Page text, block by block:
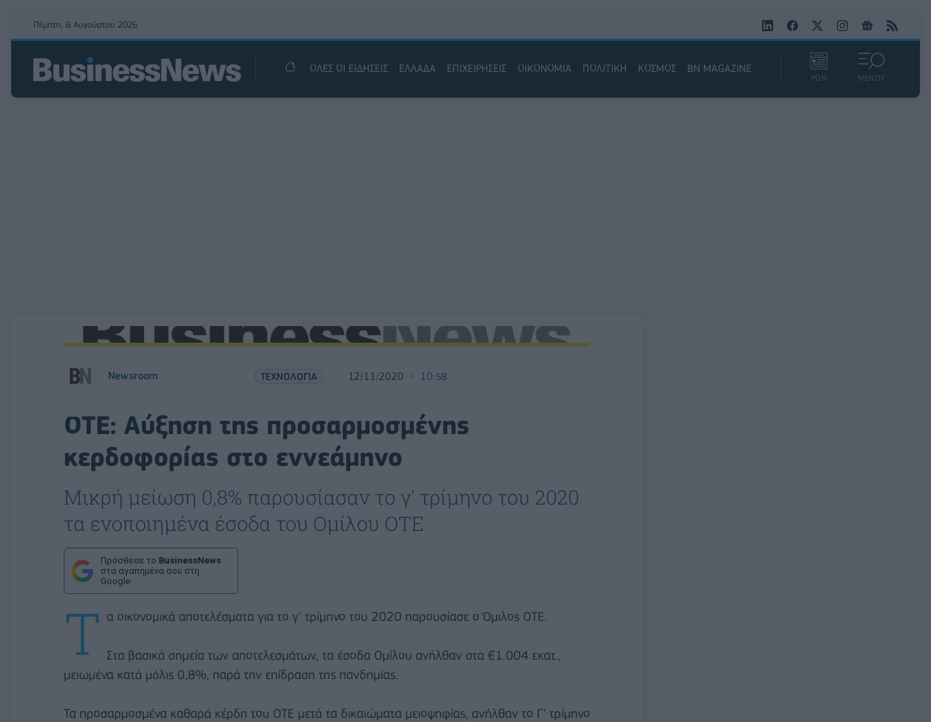
Πέμπτη, 6 Αυγούστου 2026
ΟΛΕΣ ΟΙ ΕΙΔΗΣΕΙΣ ΕΛΛΑΔΑ ΕΠΙΧΕΙΡΗΣΕΙΣ ΟΙΚΟΝΟΜΙΑ ΠΟΛΙΤΙΚΗ ΚΟΣΜΟΣ BN MAGAZINE
ΡΟΗ ΜΕΝΟΥ
Newsroom ΤΕΧΝΟΛΟΓΙΑ 12/11/2020 10:58
ΟΤΕ: Αύξηση της προσαρμοσμένης
κερδοφορίας στο εννεάμηνο
Μικρή μείωση 0,8% παρουσίασαν το γ' τρίμηνο του 2020
τα ενοποιημένα έσοδα του Ομίλου OTE
Πρόσθεσε το BusinessNews
στα αγαπημένα σου στη
Google
Τ α οικονομικά αποτελέσματα για το γ' τρίμηνο του 2020 παρουσίασε ο Όμιλος ΟΤΕ.
Στα βασικά σημεία των αποτελεσμάτων, τα έσοδα Ομίλου ανήλθαν στα €1.004 εκατ.,
μειωμένα κατά μόλις 0,8%, παρά την επίδραση της πανδημίας.
Τα προσαρμοσμένα καθαρά κέρδη του ΟΤΕ μετά τα δικαιώματα μειοψηφίας, ανήλθαν το Γ’ τρίμηνο